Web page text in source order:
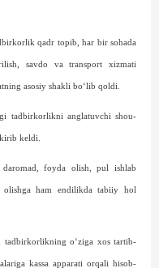
qadr topib, har bir sohada
savdo va transport xizmati
asosiy shakli bo‘lib qoldi.
tadbirkorlikni anglatuvchi shou-
keldi.
foyda olish, pul ishlab
olishga ham endilikda tabiiy hol
tadbirkorlikning o‘ziga xos tartib-
kassa apparati orqali hisob-